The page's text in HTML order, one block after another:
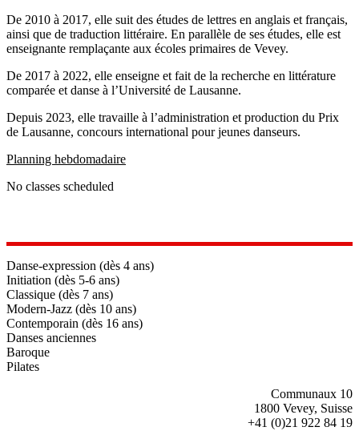
De 2010 à 2017, elle suit des études de lettres en anglais et français,
ainsi que de traduction littéraire. En parallèle de ses études, elle est
enseignante remplaçante aux écoles primaires de Vevey.
De 2017 à 2022, elle enseigne et fait de la recherche en littérature
comparée et danse à l’Université de Lausanne.
Depuis 2023, elle travaille à l’administration et production du Prix
de Lausanne, concours international pour jeunes danseurs.
Planning hebdomadaire
No classes scheduled
Danse-expression (dès 4 ans)
Initiation (dès 5-6 ans)
Classique (dès 7 ans)
Modern-Jazz (dès 10 ans)
Contemporain (dès 16 ans)
Danses anciennes
Baroque
Pilates
Communaux 10
1800 Vevey, Suisse
+41 (0)21 922 84 19